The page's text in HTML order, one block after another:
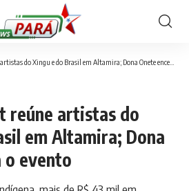
do Xingu e do Brasil em Altamira; Dona Onete encerra o evento
reúne artistas do
em Altamira; Dona
o evento